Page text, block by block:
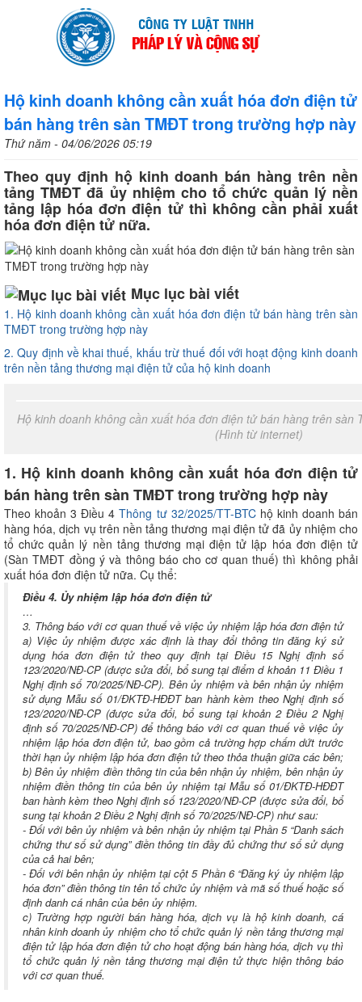
Hộ kinh doanh không cần xuất hóa đơn điện tử
bán hàng trên sàn TMĐT trong trường hợp này
Thứ năm - 04/06/2026 05:19
Theo quy định hộ kinh doanh bán hàng trên nền
tảng TMĐT đã ủy nhiệm cho tổ chức quản lý nền
tảng lập hóa đơn điện tử thì không cần phải xuất
hóa đơn điện tử nữa.
Mục lục bài viết
1. Hộ kinh doanh không cần xuất hóa đơn điện tử bán hàng trên sàn
TMĐT trong trường hợp này
2. Quy định về khai thuế, khấu trừ thuế đối với hoạt động kinh doanh
trên nền tảng thương mại điện tử của hộ kinh doanh
Hộ kinh doanh không cần xuất hóa đơn điện tử bán hàng trên
(Hình từ internet)
1. Hộ kinh doanh không cần xuất hóa đơn điện tử
bán hàng trên sàn TMĐT trong trường hợp này
Theo khoản 3 Điều 4Thông tư 32/2025/TT-BTC hộ kinh doanh bán
hàng hóa, dịch vụ trên nền tảng thương mại điện tử đã ủy nhiệm cho
tổ chức quản lý nền tảng thương mại điện tử lập hóa đơn điện tử
(Sàn TMĐT đồng ý và thông báo cho cơ quan thuế) thì không phải
xuất hóa đơn điện tử nữa. Cụ thể:
Điều 4. Ủy nhiệm lập hóa đơn điện tử
…
3. Thông báo với cơ quan thuế về việc ủy nhiệm lập hóa đơn điện tử
a) Việc ủy nhiệm được xác định là thay đổi thông tin đăng ký sử
dụng hóa đơn điện tử theo quy định tại Điều 15 Nghị định số
123/2020/NĐ-CP (được sửa đổi, bổ sung tại điểm d khoản 11 Điều 1
Nghị định số 70/2025/NĐ-CP). Bên ủy nhiệm và bên nhận ủy nhiệm
sử dụng Mẫu số 01/ĐKTĐ-HĐĐT ban hành kèm theo Nghị định số
123/2020/NĐ-CP (được sửa đổi, bổ sung tại khoản 2 Điều 2 Nghị
định số 70/2025/NĐ-CP) để thông báo với cơ quan thuế về việc ủy
nhiệm lập hóa đơn điện tử, bao gồm cả trường hợp chấm dứt trước
thời hạn ủy nhiệm lập hóa đơn điện tử theo thỏa thuận giữa các bên;
b) Bên ủy nhiệm điền thông tin của bên nhận ủy nhiệm, bên nhận ủy
nhiệm điền thông tin của bên ủy nhiệm tại Mẫu số 01/ĐKTĐ-HĐĐT
ban hành kèm theo Nghị định số 123/2020/NĐ-CP (được sửa đổi, bổ
sung tại khoản 2 Điều 2 Nghị định số 70/2025/NĐ-CP) như sau:
- Đối với bên ủy nhiệm và bên nhận ủy nhiệm tại Phần 5 “Danh sách
chứng thư số sử dụng” điền thông tin đầy đủ chứng thư số sử dụng
của cả hai bên;
- Đối với bên nhận ủy nhiệm tại cột 5 Phần 6 “Đăng ký ủy nhiệm lập
hóa đơn” điền thông tin tên tổ chức ủy nhiệm và mã số thuế hoặc số
định danh cá nhân của bên ủy nhiệm.
c) Trường hợp người bán hàng hóa, dịch vụ là hộ kinh doanh, cá
nhân kinh doanh ủy nhiệm cho tổ chức quản lý nền tảng thương mại
điện tử lập hóa đơn điện tử cho hoạt động bán hàng hóa, dịch vụ thì
tổ chức quản lý nền tảng thương mại điện tử thực hiện thông báo
với cơ quan thuế.